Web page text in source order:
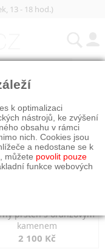
13 - 18 hod.)
prsten s oranžovým
kamenem
2 100 Kč
k optimalizaci
nástrojů, ke zvýšení
obsahu v rámci
nich. Cookies jsou
a nedostane se k
můžete povolit pouze
funkce webových